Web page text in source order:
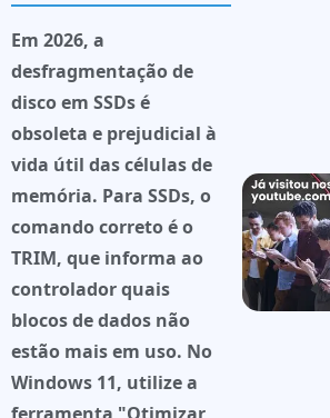
Em 2026, a
desfragmentação de
disco em SSDs é
obsoleta e prejudicial à
vida útil das células de
memória. Para SSDs, o
comando correto é o
TRIM, que informa ao
controlador quais
blocos de dados não
estão mais em uso. No
Windows 11, utilize a